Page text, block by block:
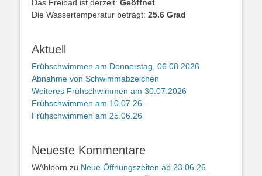
Das Freibad ist derzeit: Geöffnet
Die Wassertemperatur beträgt: 25.6 Grad
Aktuell
Frühschwimmen am Donnerstag, 06.08.2026
Abnahme von Schwimmabzeichen
Weiteres Frühschwimmen am 30.07.2026
Frühschwimmen am 10.07.26
Frühschwimmen am 25.06.26
Neueste Kommentare
WAhlborn zu Neue Öffnungszeiten ab 23.06.26